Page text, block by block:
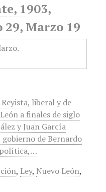
1903,
29, Marzo 19
liberal y de
a finales de siglo
y Juan García
de Bernardo
política,…
, Ley, Nuevo León,